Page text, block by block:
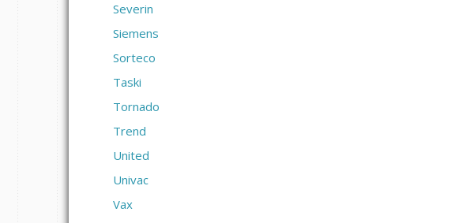
Severin
Siemens
Sorteco
Taski
Tornado
Trend
United
Univac
Vax